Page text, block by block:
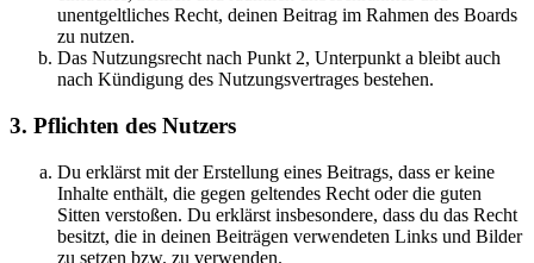
unentgeltliches Recht, deinen Beitrag im Rahmen des Boards
zu nutzen.
Das Nutzungsrecht nach Punkt 2, Unterpunkt a bleibt auch
nach Kündigung des Nutzungsvertrages bestehen.
3. Pflichten des Nutzers
Du erklärst mit der Erstellung eines Beitrags, dass er keine
Inhalte enthält, die gegen geltendes Recht oder die guten
Sitten verstoßen. Du erklärst insbesondere, dass du das Recht
besitzt, die in deinen Beiträgen verwendeten Links und Bilder
zu setzen bzw. zu verwenden.